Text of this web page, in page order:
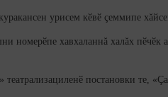
урисем кӗвӗ çеммипе
номерӗпе хавхаланнă халăх пӗчӗк
театрализациленӗ постановки те,